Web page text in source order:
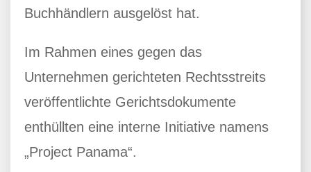
Buchhändlern ausgelöst hat.
Im Rahmen eines gegen das
Unternehmen gerichteten Rechtsstreits
veröffentlichte Gerichtsdokumente
enthüllten eine interne Initiative namens
„Project Panama“.